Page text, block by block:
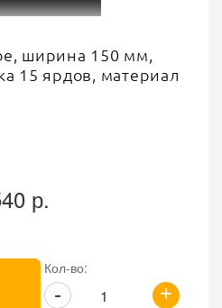
ширина 150 мм,
15 ярдов, материал
р.
Кол-во:
+
-